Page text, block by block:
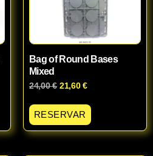
Bag of Round Bases
Mixed
24,00€ 21,60€
RESERVAR